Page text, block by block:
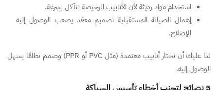
استخدام مواد رديئة لأن الأنابيب الرخيصة تتآكل بسرعة.
إهمال الصيانة المستقبلية تصميم معقد يصعب الوصول إليه
للإصلاح.
لذا عليك أن تختار أنابيب معتمدة (مثل PVC أو PPR) وصمم نظامًا يسهل
الوصول إليه.